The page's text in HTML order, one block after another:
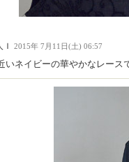
2015年 7月11日(土) 06:57
いネイビーの華やかなレース